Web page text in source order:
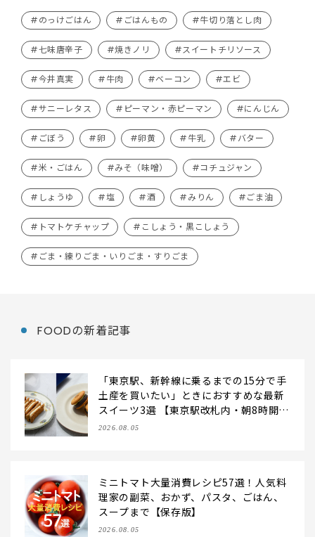
#のっけごはん #ごはんもの #牛切り落とし肉
#七味唐辛子 #焼きノリ #スイートチリソース
#今井真実 #牛肉 #ベーコン #エビ
#サニーレタス #ピーマン・赤ピーマン #にんじん
#ごぼう #卵 #卵黄 #牛乳 #バター
#米・ごはん #みそ（味噌） #コチュジャン
#しょうゆ #塩 #酒 #みりん #ごま油
#トマトケチャップ #こしょう・黒こしょう
#ごま・練りごま・いりごま・すりごま
FOODの新着記事
「東京駅、新幹線に乗るまでの15分で手
土産を買いたい」ときにおすすめな最新
スイーツ3選 【東京駅改札内・朝8時開
店】
2026.08.05
ミニトマト大量消費レシピ57選！人気料
理家の副菜、おかず、パスタ、ごはん、
スープまで【保存版】
2026.08.05